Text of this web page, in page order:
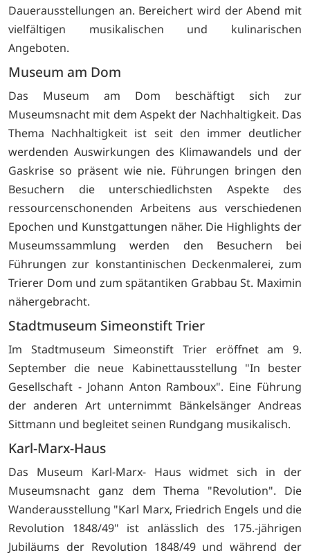
Dauerausstellungen an. Bereichert wird der Abend mit
vielfältigen musikalischen und kulinarischen
Angeboten.
Museum am Dom
Das Museum am Dom beschäftigt sich zur
Museumsnacht mit dem Aspekt der Nachhaltigkeit. Das
Thema Nachhaltigkeit ist seit den immer deutlicher
werdenden Auswirkungen des Klimawandels und der
Gaskrise so präsent wie nie. Führungen bringen den
Besuchern die unterschiedlichsten Aspekte des
ressourcenschonenden Arbeitens aus verschiedenen
Epochen und Kunstgattungen näher. Die Highlights der
Museumssammlung werden den Besuchern bei
Führungen zur konstantinischen Deckenmalerei, zum
Trierer Dom und zum spätantiken Grabbau St. Maximin
nähergebracht.
Stadtmuseum Simeonstift Trier
Im Stadtmuseum Simeonstift Trier eröffnet am 9.
September die neue Kabinettausstellung "In bester
Gesellschaft - Johann Anton Ramboux". Eine Führung
der anderen Art unternimmt Bänkelsänger Andreas
Sittmann und begleitet seinen Rundgang musikalisch.
Karl-Marx-Haus
Das Museum Karl-Marx- Haus widmet sich in der
Museumsnacht ganz dem Thema "Revolution". Die
Wanderausstellung "Karl Marx, Friedrich Engels und die
Revolution 1848/49" ist anlässlich des 175.-jährigen
Jubiläums der Revolution 1848/49 und während der